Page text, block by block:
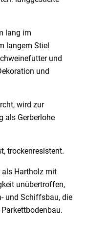
lang im
langem Stiel
und
und
wird zur
als Gerberlohe
trockenresistent.
als Hartholz mit
unübertroffen,
und Schiffsbau, die